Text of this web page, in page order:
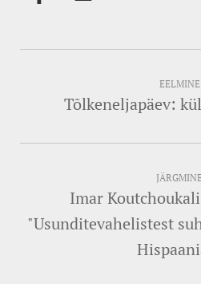
EELMINE
Tõlkeneljapäev:
JÄRGMINE
Imar
"Usunditevahelistest